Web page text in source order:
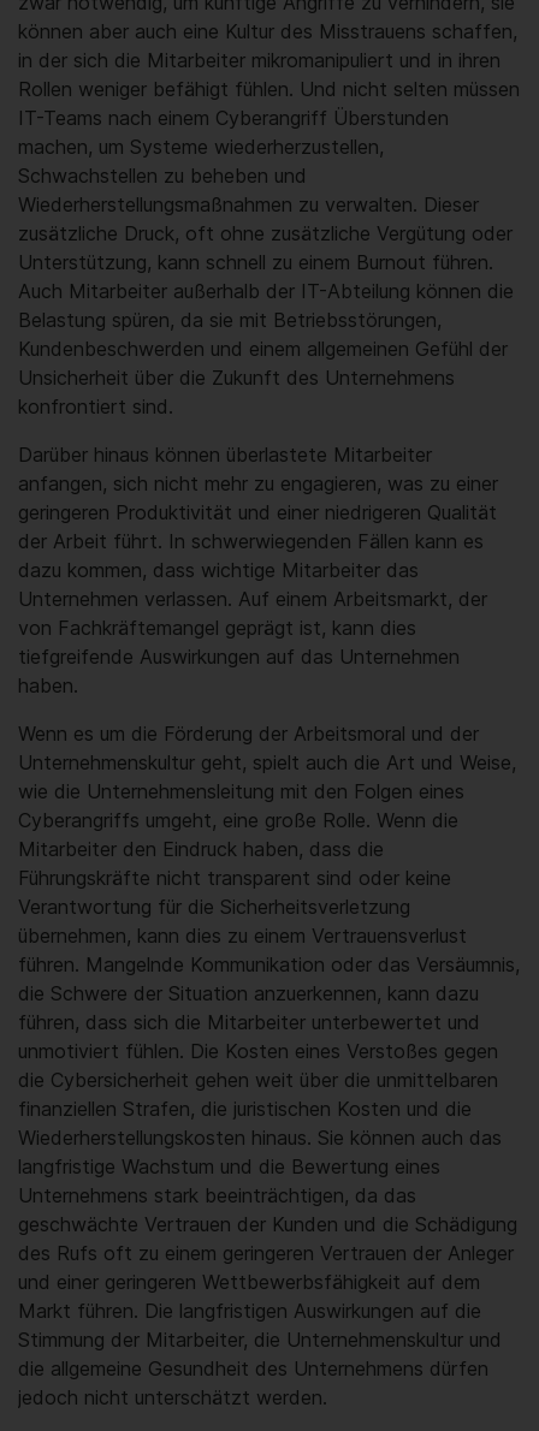
können aber auch eine Kultur des Misstrauens schaffen,
in der sich die Mitarbeiter mikromanipuliert und in ihren
Rollen weniger befähigt fühlen. Und nicht selten müssen
IT-Teams nach einem Cyberangriff Überstunden
machen, um Systeme wiederherzustellen,
Schwachstellen zu beheben und
Wiederherstellungsmaßnahmen zu verwalten. Dieser
zusätzliche Druck, oft ohne zusätzliche Vergütung oder
Unterstützung, kann schnell zu einem Burnout führen.
Auch Mitarbeiter außerhalb der IT-Abteilung können die
Belastung spüren, da sie mit Betriebsstörungen,
Kundenbeschwerden und einem allgemeinen Gefühl der
Unsicherheit über die Zukunft des Unternehmens
konfrontiert sind.
Darüber hinaus können überlastete Mitarbeiter
anfangen, sich nicht mehr zu engagieren, was zu einer
geringeren Produktivität und einer niedrigeren Qualität
der Arbeit führt. In schwerwiegenden Fällen kann es
dazu kommen, dass wichtige Mitarbeiter das
Unternehmen verlassen. Auf einem Arbeitsmarkt, der
von Fachkräftemangel geprägt ist, kann dies
tiefgreifende Auswirkungen auf das Unternehmen
haben.
Wenn es um die Förderung der Arbeitsmoral und der
Unternehmenskultur geht, spielt auch die Art und Weise,
wie die Unternehmensleitung mit den Folgen eines
Cyberangriffs umgeht, eine große Rolle. Wenn die
Mitarbeiter den Eindruck haben, dass die
Führungskräfte nicht transparent sind oder keine
Verantwortung für die Sicherheitsverletzung
übernehmen, kann dies zu einem Vertrauensverlust
führen. Mangelnde Kommunikation oder das Versäumnis,
die Schwere der Situation anzuerkennen, kann dazu
führen, dass sich die Mitarbeiter unterbewertet und
unmotiviert fühlen. Die Kosten eines Verstoßes gegen
die Cybersicherheit gehen weit über die unmittelbaren
finanziellen Strafen, die juristischen Kosten und die
Wiederherstellungskosten hinaus. Sie können auch das
langfristige Wachstum und die Bewertung eines
Unternehmens stark beeinträchtigen, da das
geschwächte Vertrauen der Kunden und die Schädigung
des Rufs oft zu einem geringeren Vertrauen der Anleger
und einer geringeren Wettbewerbsfähigkeit auf dem
Markt führen. Die langfristigen Auswirkungen auf die
Stimmung der Mitarbeiter, die Unternehmenskultur und
die allgemeine Gesundheit des Unternehmens dürfen
jedoch nicht unterschätzt werden.